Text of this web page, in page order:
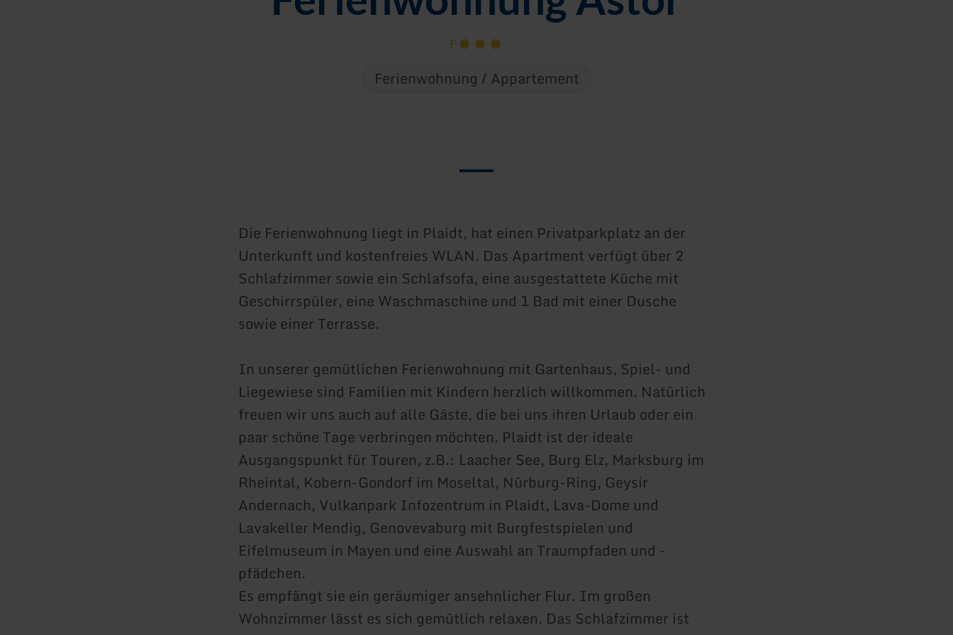
F
Ferienwohnung / Appartement
Die Ferienwohnung liegt in Plaidt, hat einen Privatparkplatz an der
Unterkunft und kostenfreies WLAN. Das Apartment verfügt über 2
Schlafzimmer sowie ein Schlafsofa, eine ausgestattete Küche mit
Geschirrspüler, eine Waschmaschine und 1 Bad mit einer Dusche
sowie einer Terrasse.
In unserer gemütlichen Ferienwohnung mit Gartenhaus, Spiel- und
Liegewiese sind Familien mit Kindern herzlich willkommen. Natürlich
freuen wir uns auch auf alle Gäste, die bei uns ihren Urlaub oder ein
paar schöne Tage verbringen möchten. Plaidt ist der ideale
Ausgangspunkt für Touren, z.B.: Laacher See, Burg Elz, Marksburg im
Rheintal, Kobern-Gondorf im Moseltal, Nürburg-Ring, Geysir
Andernach, Vulkanpark Infozentrum in Plaidt, Lava-Dome und
Lavakeller Mendig, Genovevaburg mit Burgfestspielen und
Eifelmuseum in Mayen und eine Auswahl an Traumpfaden und -
pfädchen.
Es empfängt sie ein geräumiger ansehnlicher Flur. Im großen
Wohnzimmer lässt es sich gemütlich relaxen. Das Schlafzimmer ist